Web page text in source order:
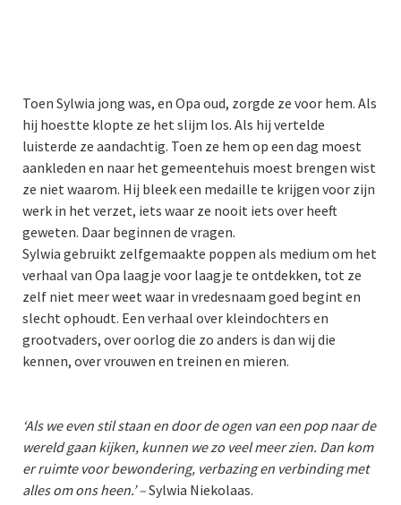
Toen Sylwia jong was, en Opa oud, zorgde ze voor hem. Als
hij hoestte klopte ze het slijm los. Als hij vertelde
luisterde ze aandachtig. Toen ze hem op een dag moest
aankleden en naar het gemeentehuis moest brengen wist
ze niet waarom. Hij bleek een medaille te krijgen voor zijn
werk in het verzet, iets waar ze nooit iets over heeft
geweten. Daar beginnen de vragen.
Sylwia gebruikt zelfgemaakte poppen als medium om het
verhaal van Opa laagje voor laagje te ontdekken, tot ze
zelf niet meer weet waar in vredesnaam goed begint en
slecht ophoudt. Een verhaal over kleindochters en
grootvaders, over oorlog die zo anders is dan wij die
kennen, over vrouwen en treinen en mieren.
‘Als we even stil staan en door de ogen van een pop naar de
wereld gaan kijken, kunnen we zo veel meer zien. Dan kom
er ruimte voor bewondering, verbazing en verbinding met
alles om ons heen.’ –Sylwia Niekolaas.